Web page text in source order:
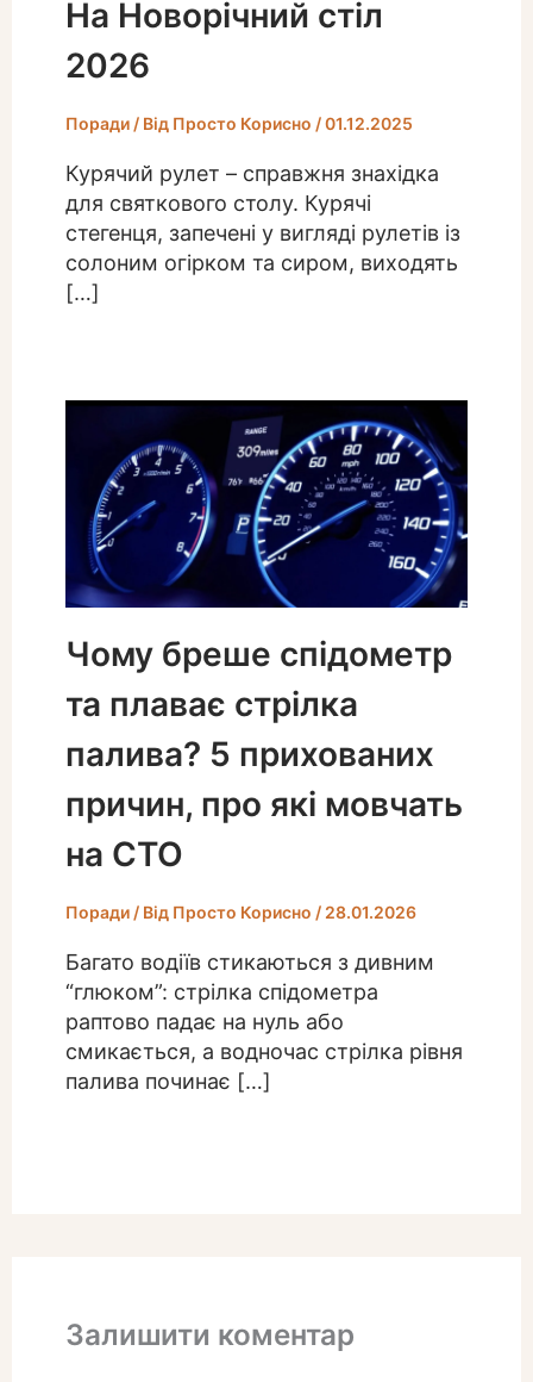
На Новорічний стіл
2026
Поради/ Від Просто Корисно /01.12.2025
Курячий рулет – справжня знахідка
для святкового столу. Курячі
стегенця, запечені у вигляді рулетів із
солоним огірком та сиром, виходять
[…]
Чому бреше спідометр
та плаває стрілка
палива? 5 прихованих
причин, про які мовчать
на СТО
Поради/ Від Просто Корисно / 28.01.2026
Багато водіїв стикаються з дивним
“глюком”: стрілка спідометра
раптово падає на нуль або
смикається, а водночас стрілка рівня
палива починає […]
Залишити коментар